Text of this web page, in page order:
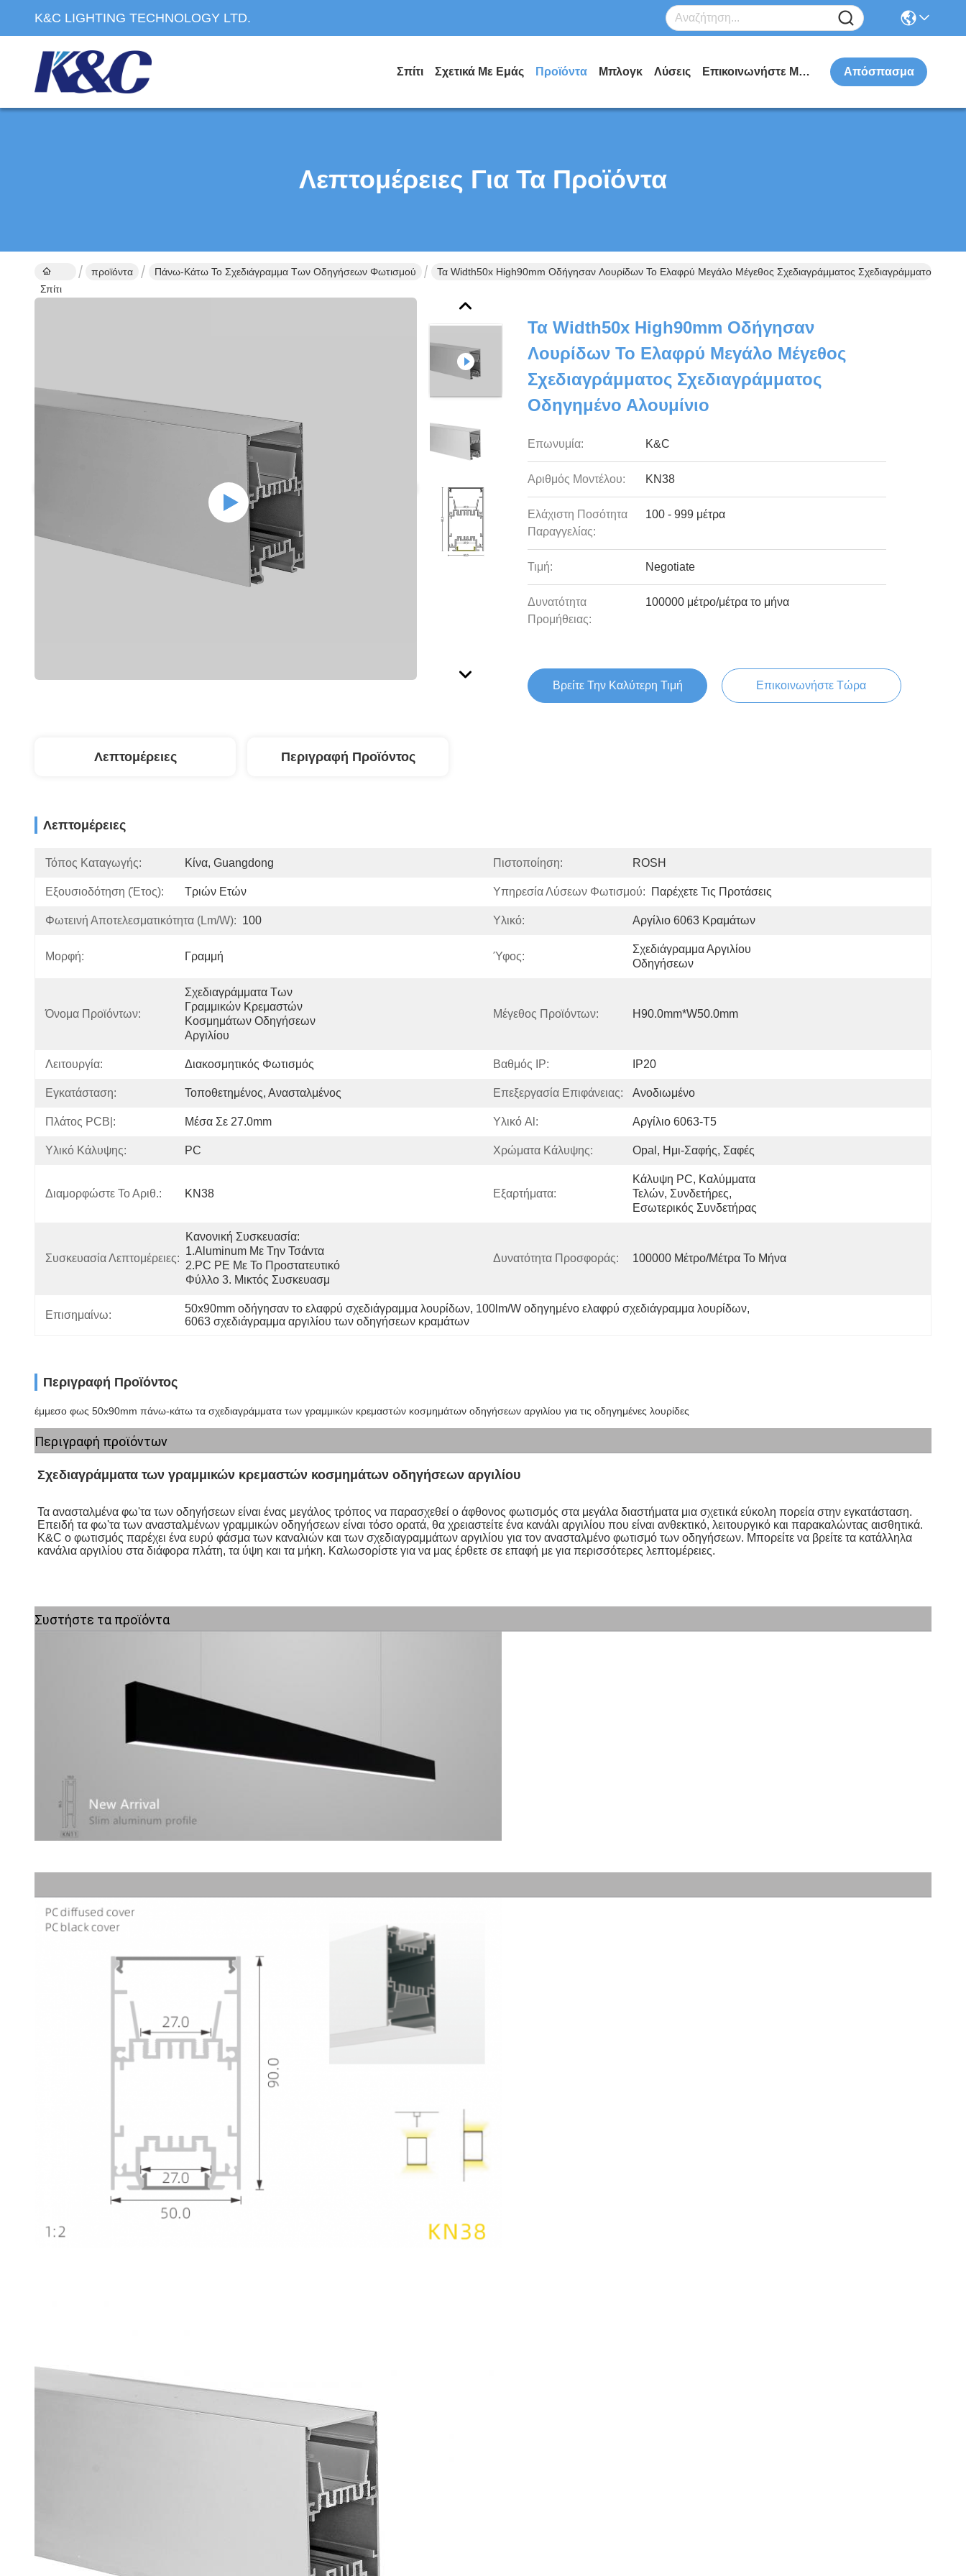
K&C LIGHTING TECHNOLOGY LTD.
Σπίτι Σχετικά Με Εμάς Προϊόντα Μπλογκ Λύσεις Επικοινωνήστε Μαζί Μας Απόσπασμα
Λεπτομέρειες Για Τα Προϊόντα
Σπίτι
προϊόντα Πάνω-Κάτω Το Σχεδιάγραμμα Των Οδηγήσεων Φωτισμού Τα Width50x High90mm Οδήγησαν Λουρίδων Το Ελαφρύ Μεγάλο Μέγεθος Σχεδιαγράμματος Σχεδιαγράμματος
Τα Width50x High90mm Οδήγησαν
Λουρίδων Το Ελαφρύ Μεγάλο Μέγεθος
Σχεδιαγράμματος Σχεδιαγράμματος
Οδηγημένο Αλουμίνιο
Επωνυμία: K&C
Αριθμός Μοντέλου: KN38
Ελάχιστη Ποσότητα
Παραγγελίας:
100 - 999 μέτρα
Τιμή: Negotiate
Δυνατότητα
Προμήθειας:
100000 μέτρο/μέτρα το μήνα
Βρείτε Την Καλύτερη Τιμή Επικοινωνήστε Τώρα
Λεπτομέρειες Περιγραφή Προϊόντος
Λεπτομέρειες
Τόπος Καταγωγής: Κίνα, Guangdong Πιστοποίηση: ROSH
Εξουσιοδότηση (έτος): Τριών Ετών Υπηρεσία Λύσεων Φωτισμού: Παρέχετε Τις Προτάσεις
Φωτεινή Αποτελεσματικότητα (lm/w): 100 Υλικό: Αργίλιο 6063 Κραμάτων
Μορφή: Γραμμή Ύφος:
Σχεδιάγραμμα Αργιλίου
Οδηγήσεων
Όνομα Προϊόντων:
Σχεδιαγράμματα Των
Γραμμικών Κρεμαστών
Κοσμημάτων Οδηγήσεων
Αργιλίου
Μέγεθος Προϊόντων: H90.0mm*W50.0mm
Λειτουργία: Διακοσμητικός Φωτισμός Βαθμός IP: IP20
Εγκατάσταση: Τοποθετημένος, Ανασταλμένος Επεξεργασία Επιφάνειας: Ανοδιωμένο
Πλάτος PCB|: Μέσα Σε 27.0mm Υλικό Al: Αργίλιο 6063-T5
Υλικό Κάλυψης: PC Χρώματα Κάλυψης: Opal, Ημι-Σαφής, Σαφές
Διαμορφώστε Το Αριθ.: KN38 Εξαρτήματα:
Κάλυψη PC, Καλύμματα
Τελών, Συνδετήρες,
Εσωτερικός Συνδετήρας
Συσκευασία Λεπτομέρειες:
Κανονική Συσκευασία:
1.Aluminum Με Την Τσάντα
2.PC PE Με Το Προστατευτικό
Φύλλο 3. Μικτός Συσκευασμ
Δυνατότητα Προσφοράς: 100000 Μέτρο/μέτρα Το Μήνα
Επισημαίνω:
50x90mm οδήγησαν το ελαφρύ σχεδιάγραμμα λουρίδων, 100lm/W οδηγημένο ελαφρύ σχεδιάγραμμα λουρίδων,
6063 σχεδιάγραμμα αργιλίου των οδηγήσεων κραμάτων
Περιγραφή Προϊόντος
έμμεσο φως 50x90mm πάνω-κάτω τα σχεδιαγράμματα των γραμμικών κρεμαστών κοσμημάτων οδηγήσεων αργιλίου για τις οδηγημένες λουρίδες
Περιγραφή προϊόντων
Σχεδιαγράμματα των γραμμικών κρεμαστών κοσμημάτων οδηγήσεων αργιλίου
Τα ανασταλμένα φω'τα των οδηγήσεων είναι ένας μεγάλος τρόπος να παρασχεθεί ο άφθονος φωτισμός στα μεγάλα διαστήματα μια σχετικά εύκολη πορεία στην εγκατάσταση.
Επειδή τα φω'τα των ανασταλμένων γραμμικών οδηγήσεων είναι τόσο ορατά, θα χρειαστείτε ένα κανάλι αργιλίου που είναι ανθεκτικό, λειτουργικό και παρακαλώντας αισθητικά.
K&C ο φωτισμός παρέχει ένα ευρύ φάσμα των καναλιών και των σχεδιαγραμμάτων αργιλίου για τον ανασταλμένο φωτισμό των οδηγήσεων. Μπορείτε να βρείτε τα κατάλληλα
κανάλια αργιλίου στα διάφορα πλάτη, τα ύψη και τα μήκη. Καλωσορίστε για να μας έρθετε σε επαφή με για περισσότερες λεπτομέρειες.
Συστήστε τα προϊόντα